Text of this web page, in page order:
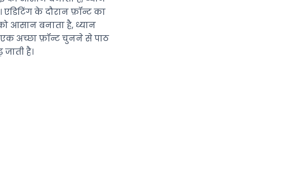
के दौरान फ़ॉन्ट का
आसान बनाता है, ध्यान
एक अच्छा फ़ॉन्ट चुनने से पाठ
है।